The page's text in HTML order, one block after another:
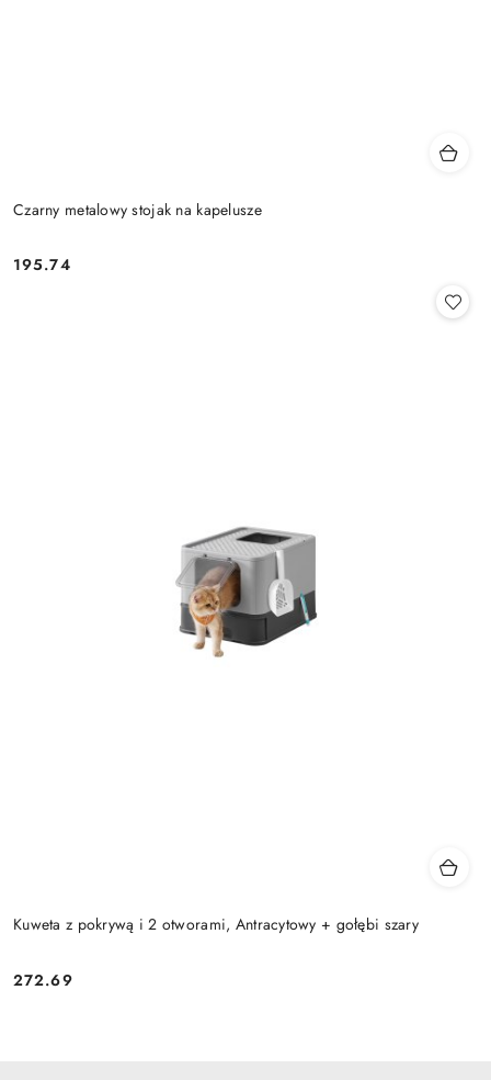
Czarny metalowy stojak na kapelusze
Cena:
195.74
Kuweta z pokrywą i 2 otworami, Antracytowy + gołębi szary
Cena:
272.69